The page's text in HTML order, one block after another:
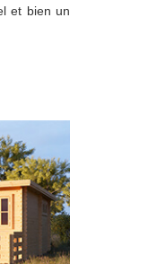
et bien un